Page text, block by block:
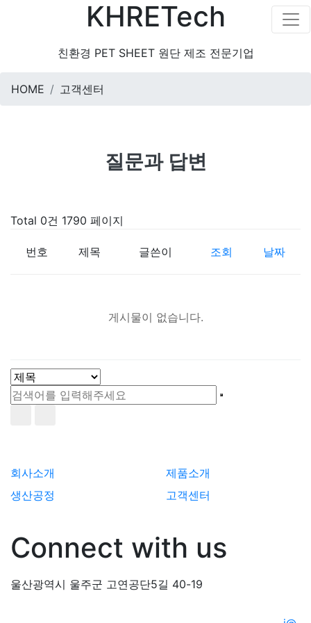
KHRETech
친환경 PET SHEET 원단 제조 전문기업
HOME 고객센터
질문과 답변
Total 0건 1790 페이지
번호 제목 글쓴이 조회 날짜
게시물이 없습니다.
회사소개
생산공정
제품소개
고객센터
Connect with us
울산광역시 울주군 고연공단5길 40-19